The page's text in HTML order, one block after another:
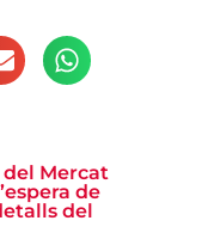
del Mercat
de
del